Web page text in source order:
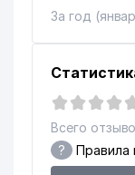
За год
Всего
? Правила